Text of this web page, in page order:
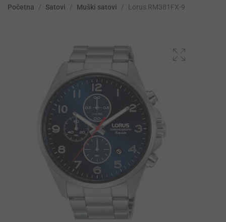
Početna / Satovi / Muški satovi / Lorus RM381FX-9